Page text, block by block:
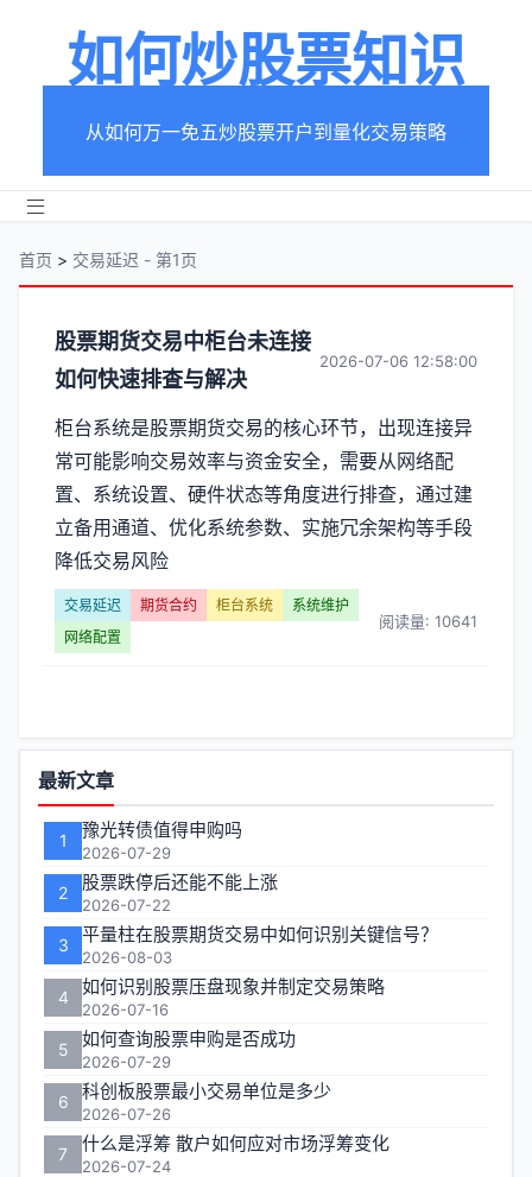
如何炒股票知识
从如何万一免五炒股票开户到量化交易策略
首页 > 交易延迟 - 第1页
分
类
【交
易
延
迟】
文
列
表
第
页
股票期货交易中柜台未连接
如何快速排查与解决
2026-07-06 12:58:00
柜台系统是股票期货交易的核心环节，出现连接异
常可能影响交易效率与资金安全，需要从网络配
置、系统设置、硬件状态等角度进行排查，通过建
立备用通道、优化系统参数、实施冗余架构等手段
降低交易风险
交易延迟 期货合约 柜台系统
系统维护
网络配置
阅读量: 10641
功
能
区
最新文章
1 豫光转债值得申购吗
2026-07-29
2 股票跌停后还能不能上涨
2026-07-22
3 平量柱在股票期货交易中如何识别关键信号？
2026-08-03
4 如何识别股票压盘现象并制定交易策略
2026-07-16
5 如何查询股票申购是否成功
2026-07-29
6 科创板股票最小交易单位是多少
2026-07-26
7 什么是浮筹 散户如何应对市场浮筹变化
2026-07-24